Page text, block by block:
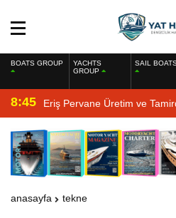
BOATS GROUP
YACHTS
GROUP
SAIL
8:45 Eriş Pervane Üretim ve
anasayfa tekne